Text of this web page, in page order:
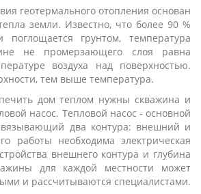
геотермального отопления основан
земли. Известно, что более 90 %
поглощается грунтом, температура
не промерзающего слоя равна
воздуха над поверхностью.
тем выше температура.
дом теплом нужны скважина и
насос. Тепловой насос - основной
два контура: внешний и
работы необходима электрическая
внешнего контура и глубина
для каждой местности может
и рассчитываются специалистами.